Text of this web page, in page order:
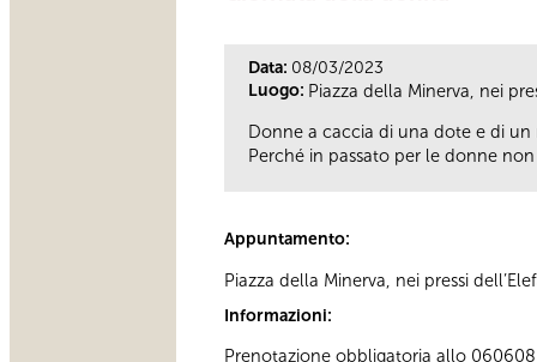
Data: 08/03/2023
Luogo: Piazza della Minerva, nei
Donne a caccia di una dote e di un
Perché in passato per le donne
Appuntamento:
Piazza della Minerva, nei pressi
Informazioni:
Prenotazione obbligatoria allo